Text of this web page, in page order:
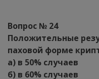
Вопрос № 24
Положительные
паховой форме
а) в 50% случаев
б) в 60% случаев